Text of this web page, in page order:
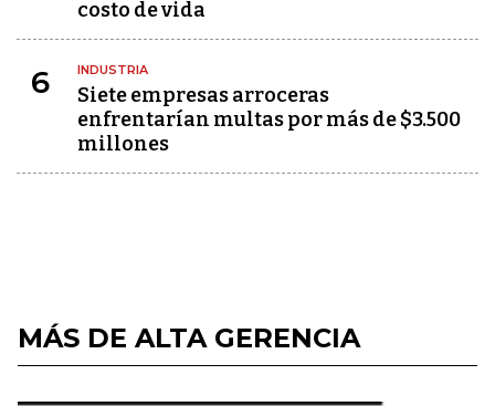
costo de vida
6 INDUSTRIA
Siete empresas arroceras
enfrentarían multas por más de $3.500
millones
MÁS DE ALTA GERENCIA